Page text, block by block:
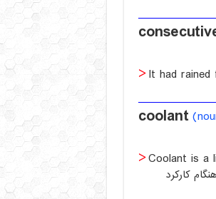
It had
coolant
Coolant is a
کارکرد